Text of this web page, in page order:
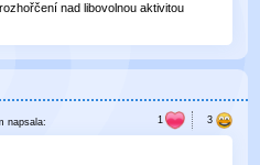
nad libovolnou aktivitou
napsala: